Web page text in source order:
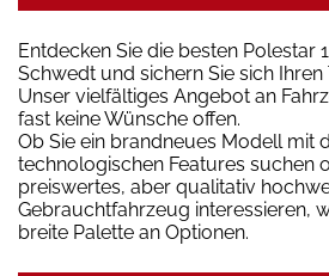
Entdecken Sie die besten Polestar
Schwedt und sichern Sie sich
Unser vielfältiges Angebot an
fast keine Wünsche offen.
Ob Sie ein brandneues Modell mit
technologischen Features suchen
preiswertes, aber qualitativ
Gebrauchtfahrzeug interessieren,
breite Palette an Optionen.